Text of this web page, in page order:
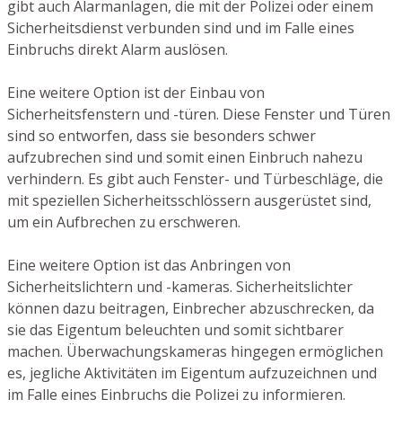
gibt auch Alarmanlagen, die mit der Polizei oder einem
Sicherheitsdienst verbunden sind und im Falle eines
Einbruchs direkt Alarm auslösen.
Eine weitere Option ist der Einbau von
Sicherheitsfenstern und -türen. Diese Fenster und Türen
sind so entworfen, dass sie besonders schwer
aufzubrechen sind und somit einen Einbruch nahezu
verhindern. Es gibt auch Fenster- und Türbeschläge, die
mit speziellen Sicherheitsschlössern ausgerüstet sind,
um ein Aufbrechen zu erschweren.
Eine weitere Option ist das Anbringen von
Sicherheitslichtern und -kameras. Sicherheitslichter
können dazu beitragen, Einbrecher abzuschrecken, da
sie das Eigentum beleuchten und somit sichtbarer
machen. Überwachungskameras hingegen ermöglichen
es, jegliche Aktivitäten im Eigentum aufzuzeichnen und
im Falle eines Einbruchs die Polizei zu informieren.